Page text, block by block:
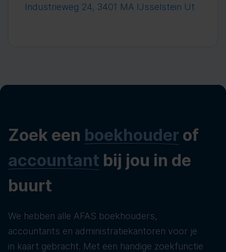
Industrieweg 24, 3401 MA IJsselstein Ut
Zoek een boekhouder of
accountant bij jou in de
buurt
We hebben alle AFAS boekhouders,
accountants en administratiekantoren voor je
in kaart gebracht. Met een handige zoekfunctie